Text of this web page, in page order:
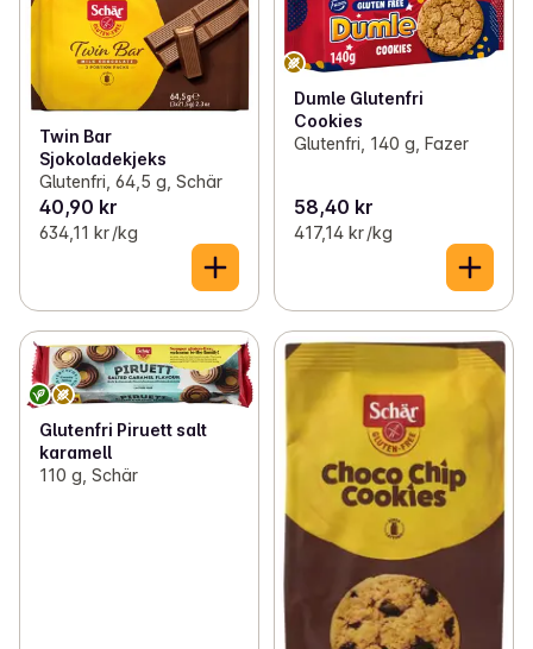
Twin Bar
Sjokoladekjeks
Glutenfri, 64,5 g, Schär
40,90 kr
634,11 kr /kg
Dumle Glutenfri
Cookies
Glutenfri, 140 g, Fazer
58,40 kr
417,14 kr /kg
Glutenfri Piruett salt
karamell
110 g, Schär